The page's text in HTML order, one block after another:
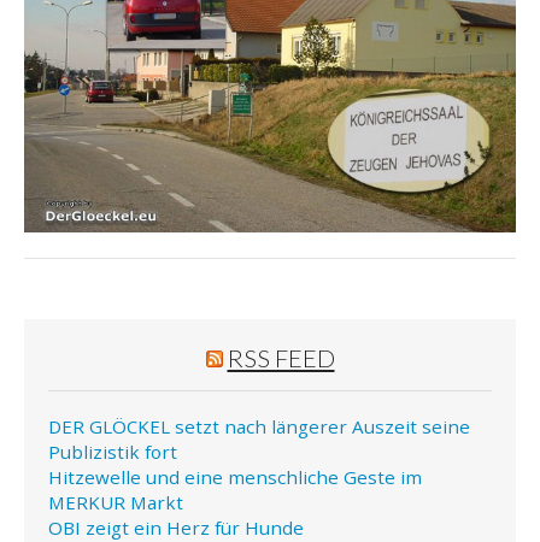
RSS FEED
DER GLÖCKEL setzt nach längerer Auszeit seine
Publizistik fort
Hitzewelle und eine menschliche Geste im
MERKUR Markt
OBI zeigt ein Herz für Hunde